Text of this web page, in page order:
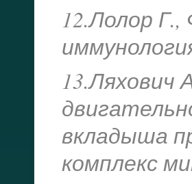
12.Лолор
13.Ляхович
вкладыша
комплекс